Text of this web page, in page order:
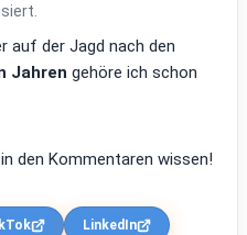
auf der Jagd nach den
Jahren gehöre ich schon
den Kommentaren wissen!
LinkedIn